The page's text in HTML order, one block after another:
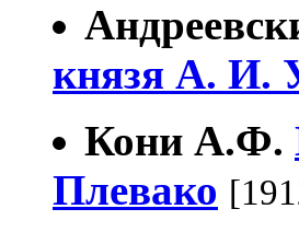
князя А. И.
Кони А.Ф.
Плевако